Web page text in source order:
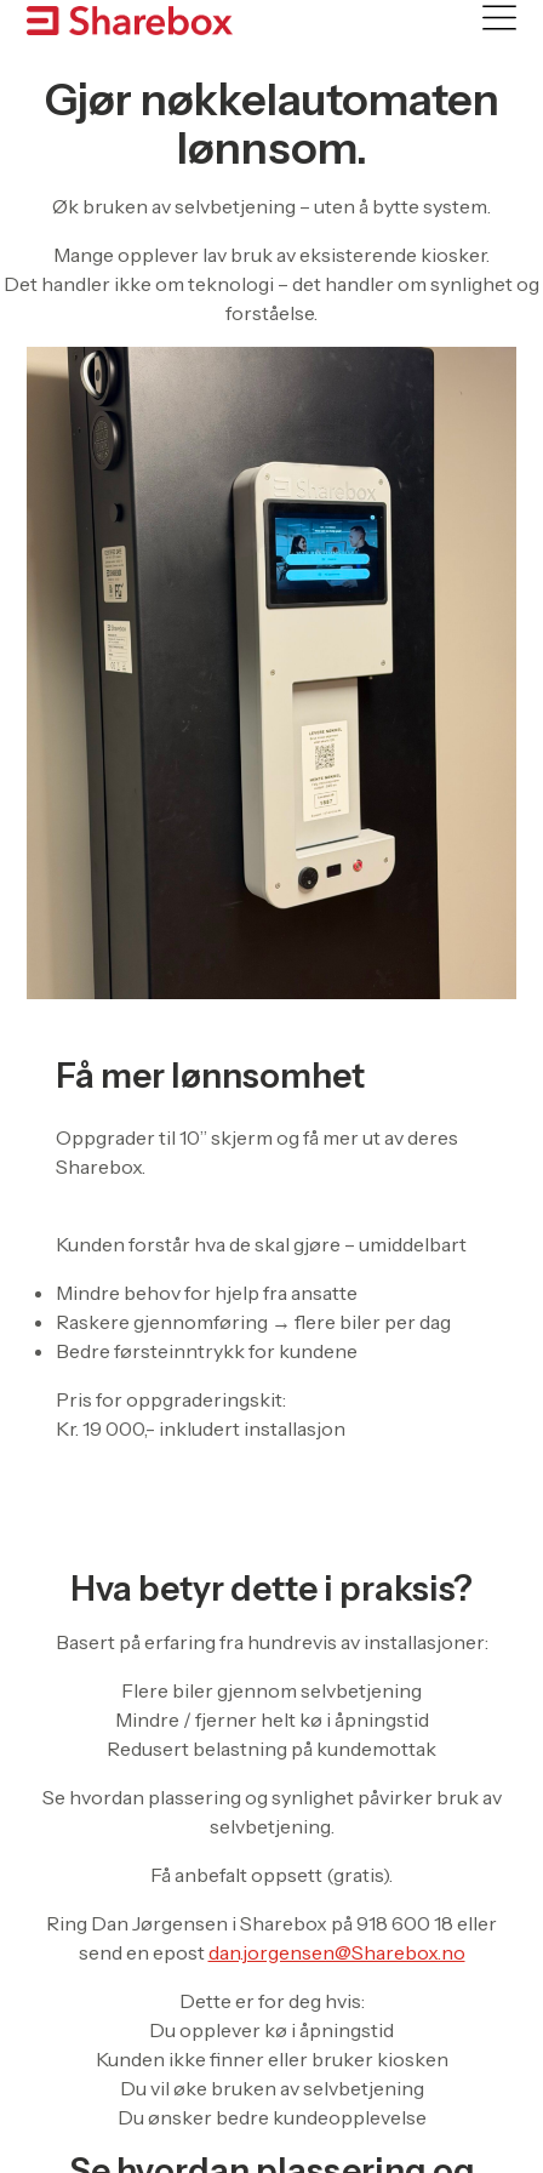
Skip
Gjør nøkkelautomaten
lønnsom.
Øk bruken av selvbetjening – uten å bytte system.
Mange opplever lav bruk av eksisterende kiosker.
Det handler ikke om teknologi – det handler om synlighet og
forståelse.
Få mer lønnsomhet
Oppgrader til 10” skjerm og få mer ut av deres
Sharebox.
Kunden forstår hva de skal gjøre – umiddelbart
Mindre behov for hjelp fra ansatte
Raskere gjennomføring → flere biler per dag
Bedre førsteinntrykk for kundene
Pris for oppgraderingskit:
Kr. 19 000,- inkludert installasjon
Hva betyr dette i praksis?
Basert på erfaring fra hundrevis av installasjoner:
Flere biler gjennom selvbetjening
Mindre / fjerner helt kø i åpningstid
Redusert belastning på kundemottak
Se hvordan plassering og synlighet påvirker bruk av
selvbetjening.
Få anbefalt oppsett (gratis).
Ring Dan Jørgensen i Sharebox på 918 600 18 eller
send en epostdan.jorgensen@Sharebox.no
Dette er for deg hvis:
Du opplever kø i åpningstid
Kunden ikke finner eller bruker kiosken
Du vil øke bruken av selvbetjening
Du ønsker bedre kundeopplevelse